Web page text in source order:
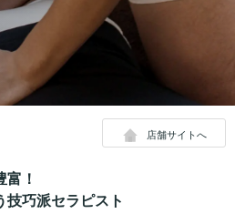
店舗サイトへ
！
巧派セラピスト